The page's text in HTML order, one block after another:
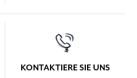
KONTAKTIERE SIE UNS